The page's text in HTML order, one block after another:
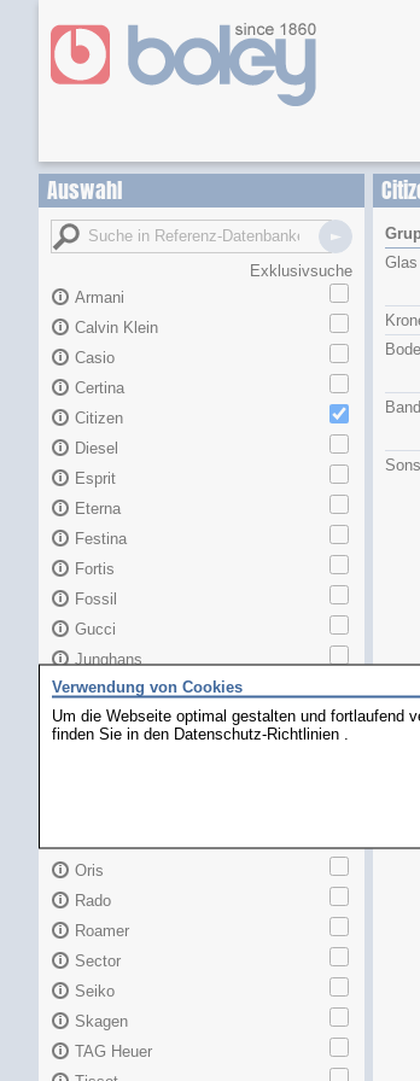
Auswahl
Exklusivsuche
Armani
Calvin Klein
Casio
Certina
Citizen
Diesel
Esprit
Eterna
Festina
Fortis
Fossil
Gucci
Junghans
Longines
Maurice Lacroix
Oris
Rado
Roamer
Sector
Seiko
Skagen
TAG Heuer
Glas
Band
Verwendung von Cookies
Um die Webseite optimal gestalten und fortlaufend
finden Sie in den Datenschutz-Richtlinien